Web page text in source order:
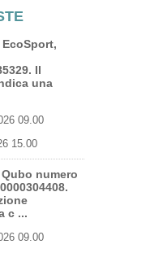
Il
una
09.00
15.00
numero
c ...
09.00